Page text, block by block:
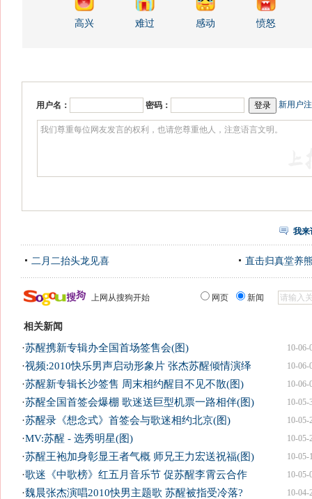
高兴 难过 感动 愤怒
用户名： 密码： 新用户
我来
二月二抬头龙见喜 直击归真堂养
上网从搜狗开始 网页 新闻
相关新闻
10-06-
·苏醒携新专辑办全国首场签售会(图)
10-06-
·视频:2010快乐男声启动形象片 张杰苏醒倾情演绎
10-06-
·苏醒新专辑长沙签售 周末相约醒目不见不散(图)
10-05-
·苏醒全国首签会爆棚 歌迷送巨型机票一路相伴(图)
10-05-
·苏醒录《想念式》首签会与歌迷相约北京(图)
10-05-
·MV:苏醒 - 选秀明星(图)
10-05-
·苏醒王袍加身彰显王者气概 师兄王力宏送祝福(图)
10-05-
·歌迷《中歌榜》红五月音乐节 促苏醒李霄云合作
10-04-
·魏晨张杰演唱2010快男主题歌 苏醒被指受冷落?